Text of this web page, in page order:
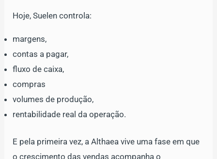
Hoje, Suelen controla:
margens,
contas a pagar,
fluxo de caixa,
compras
volumes de produção,
rentabilidade real da operação.
E pela primeira vez, a Althaea vive uma fase em que
o crescimento das vendas acompanha o